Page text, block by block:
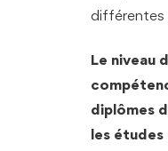
différentes
Le niveau
diplômes
les